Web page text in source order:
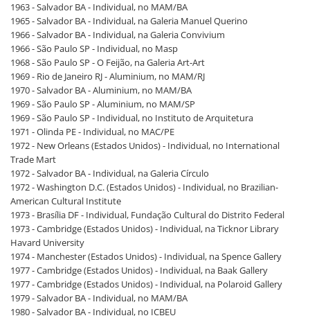
1963 - Salvador BA - Individual, no MAM/BA
1965 - Salvador BA - Individual, na Galeria Manuel Querino
1966 - Salvador BA - Individual, na Galeria Convivium
1966 - São Paulo SP - Individual, no Masp
1968 - São Paulo SP - O Feijão, na Galeria Art-Art
1969 - Rio de Janeiro RJ - Aluminium, no MAM/RJ
1970 - Salvador BA - Aluminium, no MAM/BA
1969 - São Paulo SP - Aluminium, no MAM/SP
1969 - São Paulo SP - Individual, no Instituto de Arquitetura
1971 - Olinda PE - Individual, no MAC/PE
1972 - New Orleans (Estados Unidos) - Individual, no International
Trade Mart
1972 - Salvador BA - Individual, na Galeria Círculo
1972 - Washington D.C. (Estados Unidos) - Individual, no Brazilian-
American Cultural Institute
1973 - Brasília DF - Individual, Fundação Cultural do Distrito Federal
1973 - Cambridge (Estados Unidos) - Individual, na Ticknor Library
Havard University
1974 - Manchester (Estados Unidos) - Individual, na Spence Gallery
1977 - Cambridge (Estados Unidos) - Individual, na Baak Gallery
1977 - Cambridge (Estados Unidos) - Individual, na Polaroid Gallery
1979 - Salvador BA - Individual, no MAM/BA
1980 - Salvador BA - Individual, no ICBEU